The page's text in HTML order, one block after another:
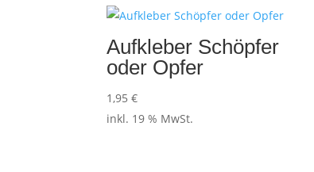
Aufkleber Schöpfer
oder Opfer
1,95€
inkl. 19 % MwSt.